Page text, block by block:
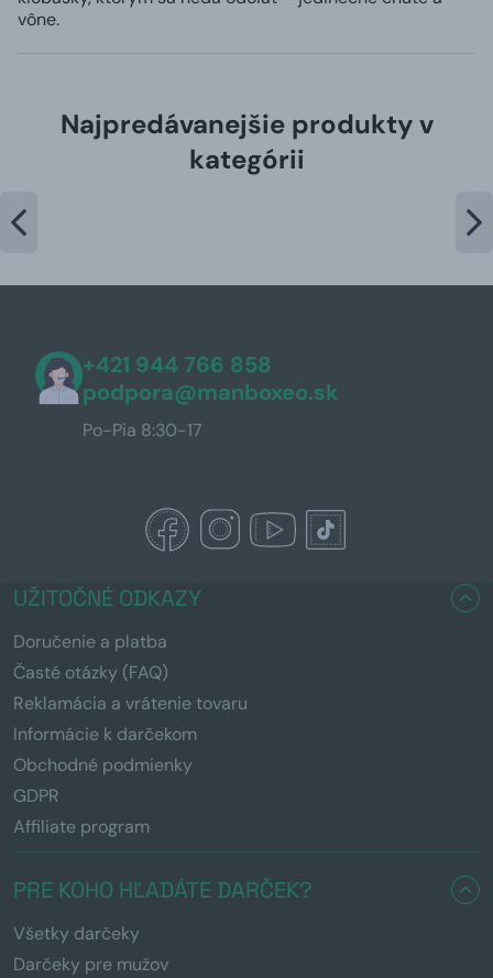
vône.
Najpredávanejšie produkty v
kategórii
+421 944 766 858
podpora@manboxeo.sk
Po-Pia 8:30-17
UŽITOČNÉ ODKAZY
Doručenie a platba
Časté otázky (FAQ)
Reklamácia a vrátenie tovaru
Informácie k darčekom
Obchodné podmienky
GDPR
Affiliate program
PRE KOHO HĽADÁTE DARČEK?
Všetky darčeky
Darčeky pre mužov